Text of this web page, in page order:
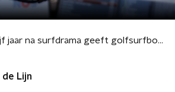
Vijf jaar na surfdrama geeft golfsurfbond waarschuwing voor schuimvorming op strand
de Lijn